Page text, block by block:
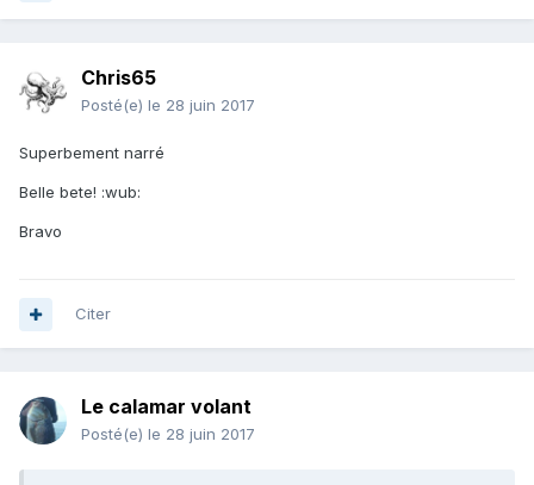
Chris65
Posté(e) le 28 juin 2017
Superbement narré
Belle bete! :wub:
Bravo
Citer
Le calamar volant
Posté(e) le 28 juin 2017